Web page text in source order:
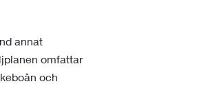
annat
omfattar
och